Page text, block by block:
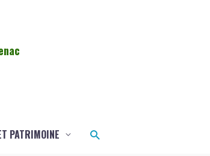
PATRIMOINE Rechercher